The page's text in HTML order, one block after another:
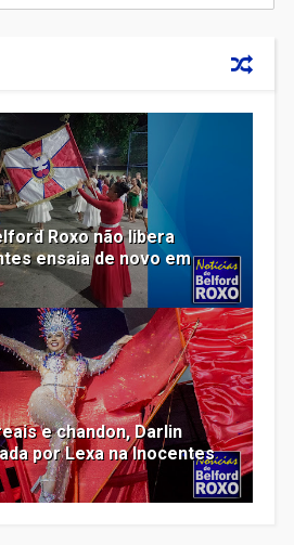
Roxo não libera
ensaia de novo em
e chandon, Darlin
por Lexa na Inocentes